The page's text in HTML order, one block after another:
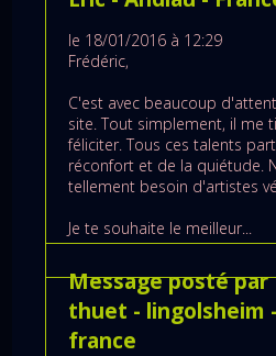
le 18/01/2016 à 12:29
Frédéric,
C'est avec beaucoup
site. Tout simplement, il me
féliciter. Tous ces talents
réconfort et de la quiétude.
tellement besoin d'artistes
Je te souhaite le meilleur...
Message posté par
thuet - lingolsheim -
france